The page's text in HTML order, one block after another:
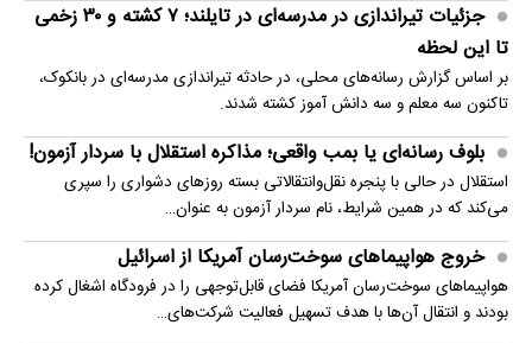
جزئیات تیراندازی در مدرسه‌ای در تایلند؛ ۷ کشته و ۳۰ زخمی
تا این لحظه
بر اساس گزارش رسانه‌های محلی، در حادثه تیراندازی مدرسه‌ای در بانکوک،
تاکنون سه معلم و سه دانش آموز کشته شدند.
بلوف رسانه‌ای یا بمب واقعی؛ مذاکره استقلال با سردار آزمون!
استقلال در حالی با پنجره نقل‌وانتقالاتی بسته روزهای دشواری را سپری
می‌کند که در همین شرایط، نام سردار آزمون به عنوان…
خروج هواپیماهای سوخت‌رسان آمریکا از اسرائیل
هواپیماهای سوخت‌رسان آمریکا فضای قابل‌توجهی را در فرودگاه اشغال کرده
بودند و انتقال آن‌ها با هدف تسهیل فعالیت شرکت‌های…